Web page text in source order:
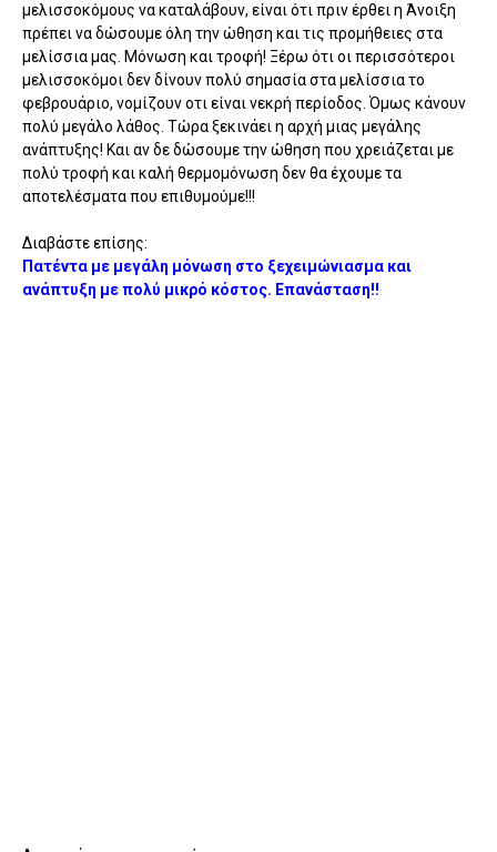
μελισσοκόμους να καταλάβουν, είναι ότι πριν έρθει η Άνοιξη
πρέπει να δώσουμε όλη την ώθηση και τις προμήθειες στα
μελίσσια μας. Μόνωση και τροφή! Ξέρω ότι οι περισσότεροι
μελισσοκόμοι δεν δίνουν πολύ σημασία στα μελίσσια το
φεβρουάριο, νομίζουν οτι είναι νεκρή περίοδος. Όμως κάνουν
πολύ μεγάλο λάθος. Τώρα ξεκινάει η αρχή μιας μεγάλης
ανάπτυξης! Και αν δε δώσουμε την ώθηση που χρειάζεται με
πολύ τροφή και καλή θερμομόνωση δεν θα έχουμε τα
αποτελέσματα που επιθυμούμε!!!
Διαβάστε επίσης:
Πατέντα με μεγάλη μόνωση στο ξεχειμώνιασμα και
ανάπτυξη με πολύ μικρό κόστος. Επανάσταση!!